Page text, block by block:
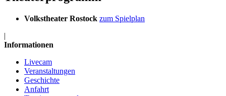
Volkstheater Rostock zum Spielplan
|
Informationen
Livecam
Veranstaltungen
Geschichte
Anfahrt